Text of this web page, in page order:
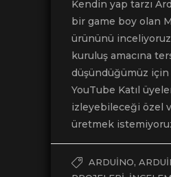
Kendin yap tarzı
bir game boy olan
ürününü
kuruluş amacına
düşündüğümüz için
YouTube Katıl
izleyebileceği özel
üretmek
ARDUINO,